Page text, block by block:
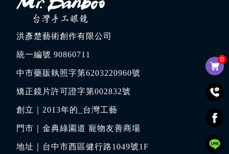
0
洪彥楚藝術創作有限公司
統一編號 90860711
中市藥販執照字第6203220960號
矯正鏡片許可證字第002832號
創立｜ 2013年的_台灣工藝
門市｜金典綠園道 寵物友善商場
地址｜ 台中市西區健行路1049號1F